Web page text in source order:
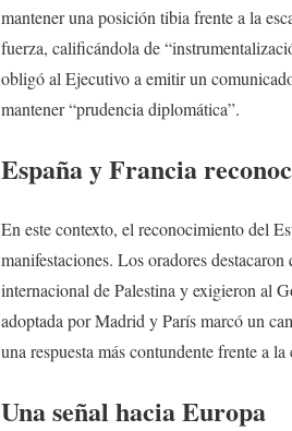
mantener una posición tibia frente a la
fuerza, calificándola de
obligó al Ejecutivo a emitir un
mantener “prudencia diplomática”.
España y Francia
En este contexto, el reconocimiento del
manifestaciones. Los oradores
internacional de Palestina y exigieron al
adoptada por Madrid y París marcó un
una respuesta más contundente frente a la
Una señal hacia Europa